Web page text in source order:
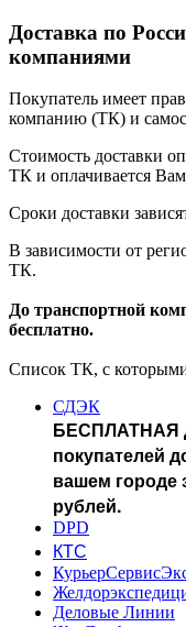
Доставка по
компаниями
Покупатель имеет
компанию (ТК) и
Стоимость доставки
ТК и оплачивается
Сроки доставки
В зависимости от
ТК.
До транспортной
бесплатно.
Список ТК, с
СДЭК
БЕСПЛАТНАЯ
покупателей
вашем городе
рублей.
DPD
КТС
Деловые Линии